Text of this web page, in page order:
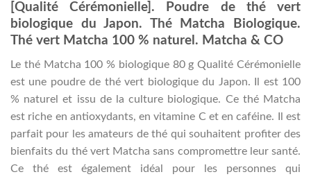
[Qualité Cérémonielle]. Poudre de thé vert
biologique du Japon. Thé Matcha Biologique.
Thé vert Matcha 100 % naturel. Matcha & CO
Le thé Matcha 100 % biologique 80 g Qualité Cérémonielle
est une poudre de thé vert biologique du Japon. Il est 100
% naturel et issu de la culture biologique. Ce thé Matcha
est riche en antioxydants, en vitamine C et en caféine. Il est
parfait pour les amateurs de thé qui souhaitent profiter des
bienfaits du thé vert Matcha sans compromettre leur santé.
Ce thé est également idéal pour les personnes qui